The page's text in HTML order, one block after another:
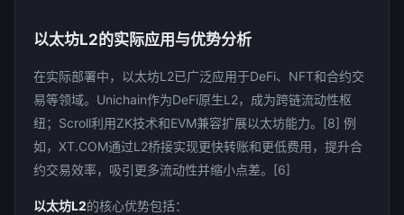
以太坊L2的实际应用与优势分析
在实际部署中，以太坊L2已广泛应用于DeFi、NFT和合约交
易等领域。Unichain作为DeFi原生L2，成为跨链流动性枢
纽；Scroll利用ZK技术和EVM兼容扩展以太坊能力。[8] 例
如，XT.COM通过L2桥接实现更快转账和更低费用，提升合
约交易效率，吸引更多流动性并缩小点差。[6]
以太坊L2的核心优势包括：